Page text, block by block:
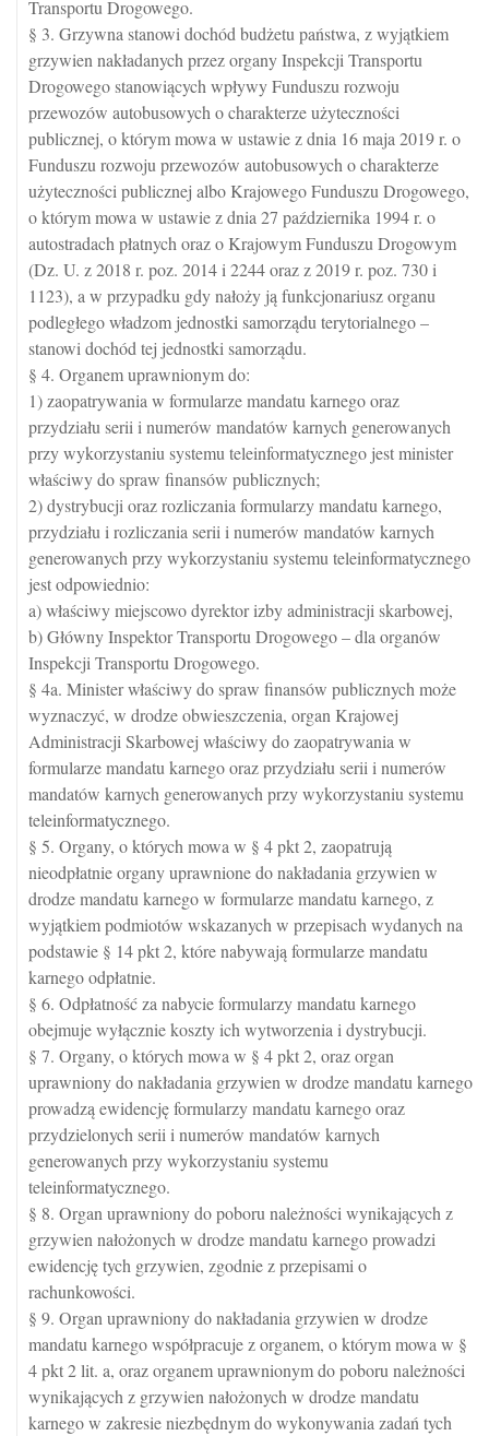
Transportu Drogowego.
§ 3. Grzywna stanowi dochód budżetu państwa, z wyjątkiem
grzywien nakładanych przez organy Inspekcji Transportu
Drogowego stanowiących wpływy Funduszu rozwoju
przewozów autobusowych o charakterze użyteczności
publicznej, o którym mowa w ustawie z dnia 16 maja 2019 r. o
Funduszu rozwoju przewozów autobusowych o charakterze
użyteczności publicznej albo Krajowego Funduszu Drogowego,
o którym mowa w ustawie z dnia 27 października 1994 r. o
autostradach płatnych oraz o Krajowym Funduszu Drogowym
(Dz. U. z 2018 r. poz. 2014 i 2244 oraz z 2019 r. poz. 730 i
1123), a w przypadku gdy nałoży ją funkcjonariusz organu
podległego władzom jednostki samorządu terytorialnego –
stanowi dochód tej jednostki samorządu.
§ 4. Organem uprawnionym do:
1) zaopatrywania w formularze mandatu karnego oraz
przydziału serii i numerów mandatów karnych generowanych
przy wykorzystaniu systemu teleinformatycznego jest minister
właściwy do spraw finansów publicznych;
2) dystrybucji oraz rozliczania formularzy mandatu karnego,
przydziału i rozliczania serii i numerów mandatów karnych
generowanych przy wykorzystaniu systemu teleinformatycznego
jest odpowiednio:
a) właściwy miejscowo dyrektor izby administracji skarbowej,
b) Główny Inspektor Transportu Drogowego – dla organów
Inspekcji Transportu Drogowego.
§ 4a. Minister właściwy do spraw finansów publicznych może
wyznaczyć, w drodze obwieszczenia, organ Krajowej
Administracji Skarbowej właściwy do zaopatrywania w
formularze mandatu karnego oraz przydziału serii i numerów
mandatów karnych generowanych przy wykorzystaniu systemu
teleinformatycznego.
§ 5. Organy, o których mowa w § 4 pkt 2, zaopatrują
nieodpłatnie organy uprawnione do nakładania grzywien w
drodze mandatu karnego w formularze mandatu karnego, z
wyjątkiem podmiotów wskazanych w przepisach wydanych na
podstawie § 14 pkt 2, które nabywają formularze mandatu
karnego odpłatnie.
§ 6. Odpłatność za nabycie formularzy mandatu karnego
obejmuje wyłącznie koszty ich wytworzenia i dystrybucji.
§ 7. Organy, o których mowa w § 4 pkt 2, oraz organ
uprawniony do nakładania grzywien w drodze mandatu karnego
prowadzą ewidencję formularzy mandatu karnego oraz
przydzielonych serii i numerów mandatów karnych
generowanych przy wykorzystaniu systemu
teleinformatycznego.
§ 8. Organ uprawniony do poboru należności wynikających z
grzywien nałożonych w drodze mandatu karnego prowadzi
ewidencję tych grzywien, zgodnie z przepisami o
rachunkowości.
§ 9. Organ uprawniony do nakładania grzywien w drodze
mandatu karnego współpracuje z organem, o którym mowa w §
4 pkt 2 lit. a, oraz organem uprawnionym do poboru należności
wynikających z grzywien nałożonych w drodze mandatu
karnego w zakresie niezbędnym do wykonywania zadań tych